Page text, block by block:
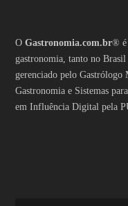
OGastronomia.com.br® é
gastronomia, tanto no
gerenciado pelo
Gastronomia e Sistemas
em Influência Digital pela